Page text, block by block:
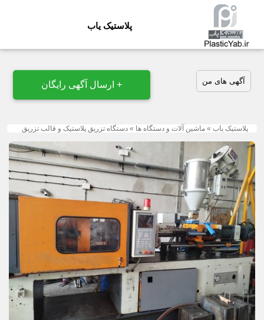
پلاستیک یاب
آگهی های من + ارسال آگهی رایگان
پلاستیک یاب » ماشین آلات و دستگاه ها » دستگاه تزریق پلاستیک و قالب تزریق